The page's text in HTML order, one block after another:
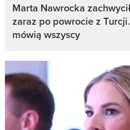
Marta Nawrocka
zaraz po powrocie z
mówią wszyscy